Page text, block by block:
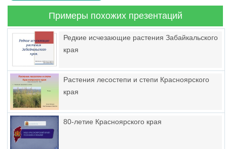
Примеры похожих презентаций
Редкие исчезающие растения Забайкальского
края
Растения лесостепи и степи Красноярского
края
80-летие Красноярского края